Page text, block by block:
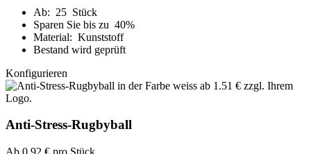
Ab: 25 Stück
Sparen Sie bis zu 40%
Material: Kunststoff
Bestand wird geprüft
Konfigurieren
Anti-Stress-Rugbyball